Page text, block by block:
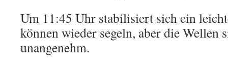
Um 11:45 Uhr stabilisiert sich ein
können wieder segeln, aber die Wellen
unangenehm.